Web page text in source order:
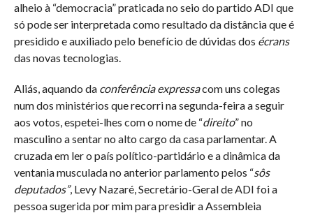
alheio à “democracia” praticada no seio do partido ADI que
só pode ser interpretada como resultado da distância que é
presidido e auxiliado pelo benefício de dúvidas dos écrans
das novas tecnologias.
Aliás, aquando da conferência expressacom uns colegas
num dos ministérios que recorri na segunda-feira a seguir
aos votos, espetei-lhes com o nome de “direito” no
masculino a sentar no alto cargo da casa parlamentar. A
cruzada em ler o país político-partidário e a dinâmica da
ventania musculada no anterior parlamento pelos “sôs
deputados”, Levy Nazaré, Secretário-Geral de ADI foi a
pessoa sugerida por mim para presidir a Assembleia